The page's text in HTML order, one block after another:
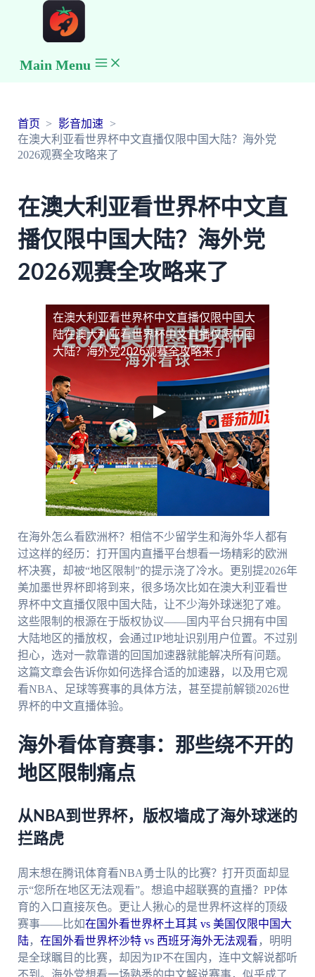
Main Menu
首页
影音加速
在澳大利亚看世界杯中文直播仅限中国大陆？海外党
2026观赛全攻略来了
在澳大利亚看世界杯中文直
播仅限中国大陆？海外党
2026观赛全攻略来了
在澳大利亚看世界杯中文直播仅限中国大
陆在澳大利亚看世界杯中文直播仅限中国
大陆？海外党2026观赛全攻略来了
在海外怎么看欧洲杯？相信不少留学生和海外华人都有
过这样的经历：打开国内直播平台想看一场精彩的欧洲
杯决赛，却被“地区限制”的提示浇了冷水。更别提2026年
美加墨世界杯即将到来，很多场次比如在澳大利亚看世
界杯中文直播仅限中国大陆，让不少海外球迷犯了难。
这些限制的根源在于版权协议——国内平台只拥有中国
大陆地区的播放权，会通过IP地址识别用户位置。不过别
担心，选对一款靠谱的回国加速器就能解决所有问题。
这篇文章会告诉你如何选择合适的加速器，以及用它观
看NBA、足球等赛事的具体方法，甚至提前解锁2026世
界杯的中文直播体验。
海外看体育赛事：那些绕不开的
地区限制痛点
从NBA到世界杯，版权墙成了海外球迷的
拦路虎
周末想在腾讯体育看NBA勇士队的比赛？打开页面却显
示“您所在地区无法观看”。想追中超联赛的直播？PP体
育的入口直接灰色。更让人揪心的是世界杯这样的顶级
赛事——比如在国外看世界杯土耳其 vs 美国仅限中国大
陆， 在国外看世界杯沙特 vs 西班牙海外无法观看 ，明明
是全球瞩目的比赛，却因为IP不在国内，连中文解说都听
不到。海外党想看一场熟悉的中文解说赛事，似乎成了